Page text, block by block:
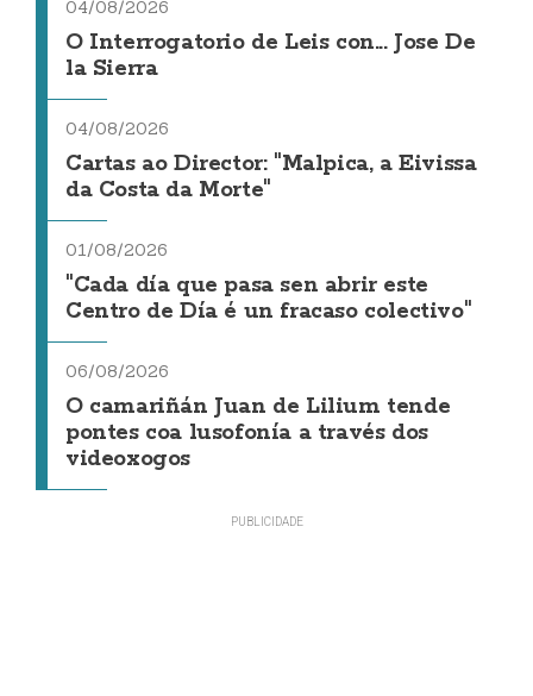
04/08/2026
O Interrogatorio de Leis con... Jose De
la Sierra
04/08/2026
Cartas ao Director: "Malpica, a Eivissa
da Costa da Morte"
01/08/2026
"Cada día que pasa sen abrir este
Centro de Día é un fracaso colectivo"
06/08/2026
O camariñán Juan de Lilium tende
pontes coa lusofonía a través dos
videoxogos